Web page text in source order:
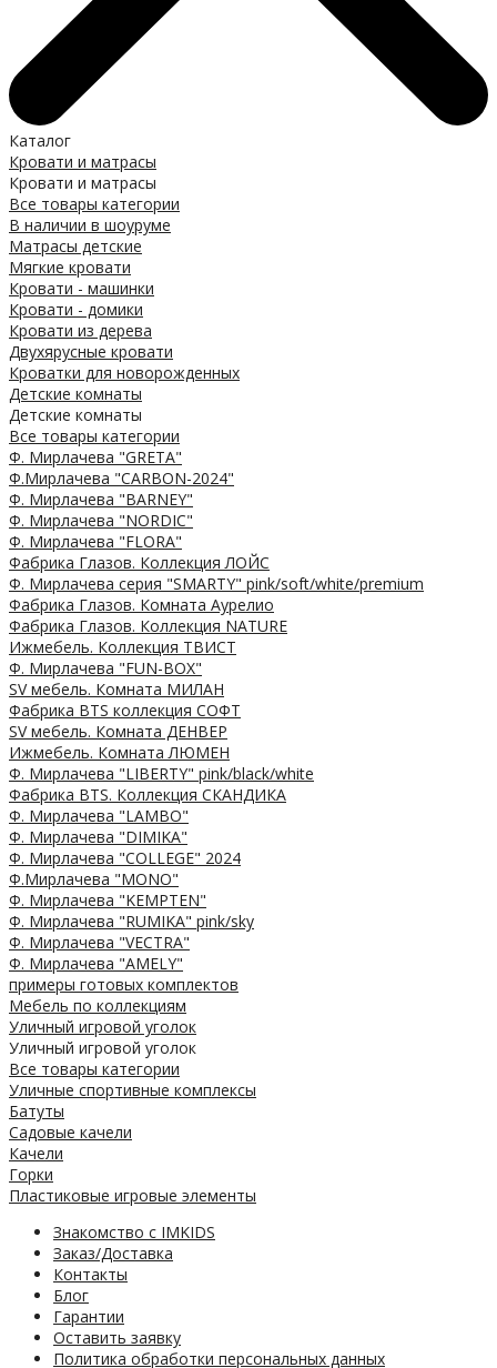
Каталог
Кровати и матрасы
Кровати и матрасы
Все товары категории
В наличии в шоуруме
Матрасы детские
Мягкие кровати
Кровати - машинки
Кровати - домики
Кровати из дерева
Двухярусные кровати
Кроватки для новорожденных
Детские комнаты
Детские комнаты
Все товары категории
Ф. Мирлачева "GRETA"
Ф.Мирлачева "CARBON-2024"
Ф. Мирлачева "BARNEY"
Ф. Мирлачева "NORDIC"
Ф. Мирлачева "FLORA"
Фабрика Глазов. Коллекция ЛОЙС
Ф. Мирлачева серия "SMARTY" pink/soft/white/premium
Фабрика Глазов. Комната Аурелио
Фабрика Глазов. Коллекция NATURE
Ижмебель. Коллекция ТВИСТ
Ф. Мирлачева "FUN-BOX"
SV мебель. Комната МИЛАН
Фабрика BTS коллекция СОФТ
SV мебель. Комната ДЕНВЕР
Ижмебель. Комната ЛЮМЕН
Ф. Мирлачева "LIBERTY" pink/black/white
Фабрика BTS. Коллекция СКАНДИКА
Ф. Мирлачева "LAMBO"
Ф. Мирлачева "DIMIKA"
Ф. Мирлачева "COLLEGE" 2024
Ф.Мирлачева "MONO"
Ф. Мирлачева "KEMPTEN"
Ф. Мирлачева "RUMIKA" pink/sky
Ф. Мирлачева "VECTRA"
Ф. Мирлачева "AMELY"
примеры готовых комплектов
Мебель по коллекциям
Уличный игровой уголок
Уличный игровой уголок
Все товары категории
Уличные спортивные комплексы
Батуты
Садовые качели
Качели
Горки
Пластиковые игровые элементы
Знакомство с IMKIDS
Заказ/Доставка
Контакты
Блог
Гарантии
Оставить заявку
Политика обработки персональных данных